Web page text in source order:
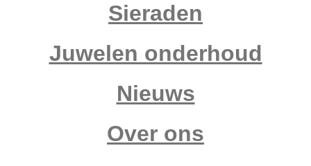
Sieraden
Juwelen onderhoud
Nieuws
Over ons